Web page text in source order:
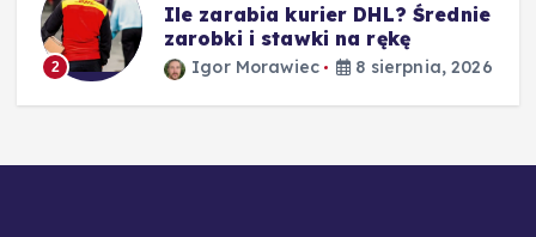
2
Ile zarabia kurier DHL? Średnie
zarobki i stawki na rękę
Igor Morawiec 8 sierpnia, 2026